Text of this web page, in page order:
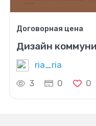
Договорная цена
Дизайн
ria_ria
3
0 0